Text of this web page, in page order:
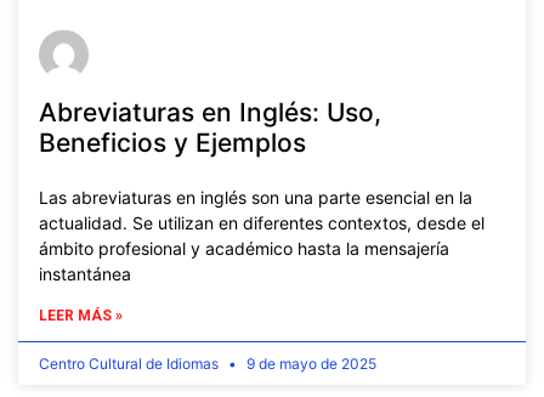
Abreviaturas en Inglés: Uso,
Beneficios y Ejemplos
Las abreviaturas en inglés son una parte esencial en la
actualidad. Se utilizan en diferentes contextos, desde el
ámbito profesional y académico hasta la mensajería
instantánea
LEER MÁS »
Centro Cultural de Idiomas 9 de mayo de 2025